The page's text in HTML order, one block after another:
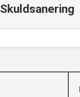
Skuldsanering